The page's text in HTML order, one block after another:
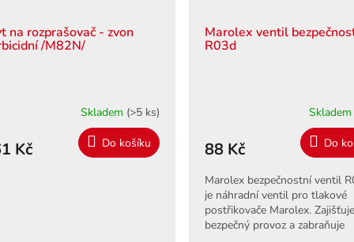
na rozprašovač - zvon
/M82N/
Skladem (>5 ks)
Kč Do košíku
Marolex ventil
R03d
Skladem
88 Kč Do
Marolex bezpečnostní ventil
je náhradní ventil pro tlakové
postřikovače Marolex.
bezpečný provoz a zabraňuje